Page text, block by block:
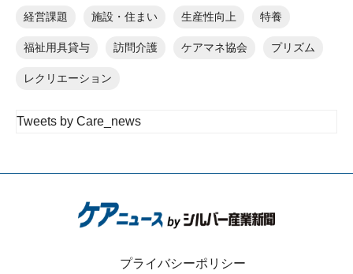
経営課題 施設・住まい 生産性向上 特養
福祉用具貸与 訪問介護 ケアマネ協会 プリズム
レクリエーション
Tweets by Care_news
プライバシーポリシー